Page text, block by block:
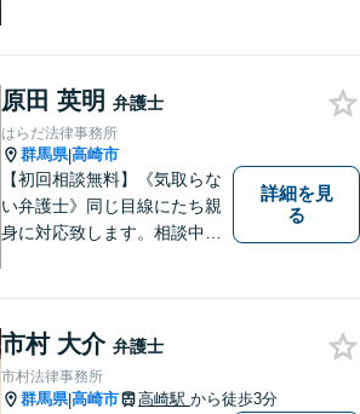
原田 英明 弁護士
はらだ法律事務所
群馬県|高崎市
【初回相談無料】《気取らな
い弁護士》同じ目線にたち親
身に対応致します。相談中も
い合わせください。
詳細を見
る
市村 大介 弁護士
市村法律事務所
群馬県|高崎市 高崎駅 から徒歩3分